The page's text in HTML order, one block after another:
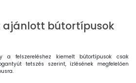
ajánlott bútortípusok
a felszereléshez kiemelt bútortípusok csak
tetszés szerint, ízlésének megfelelően